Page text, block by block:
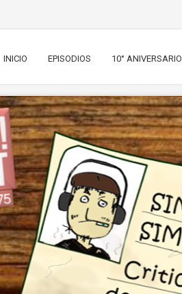
INICIO EPISODIOS 10° ANIVERSARIO